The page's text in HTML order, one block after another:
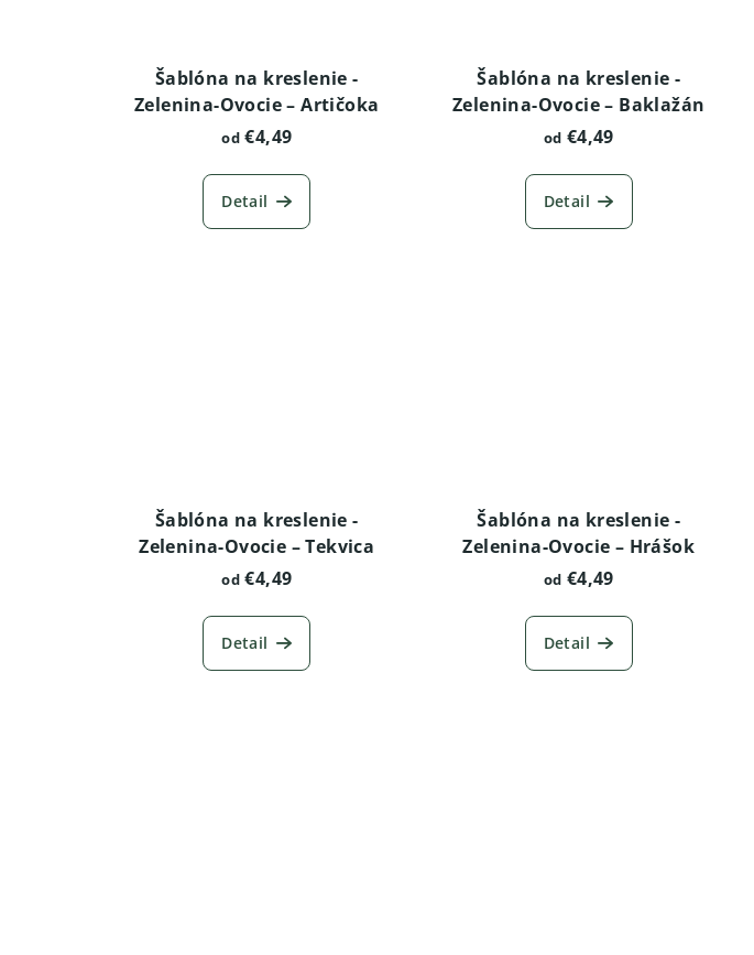
Šablóna na kreslenie -
Zelenina-Ovocie – Artičoka
od€4,49
Detail
Šablóna na kreslenie -
Zelenina-Ovocie – Baklažán
od €4,49
Detail
Šablóna na kreslenie -
Zelenina-Ovocie – Tekvica
od€4,49
Detail
Šablóna na kreslenie -
Zelenina-Ovocie – Hrášok
od €4,49
Detail